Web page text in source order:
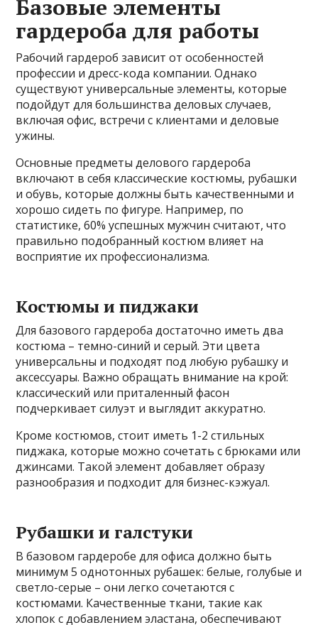
Базовые элементы
гардероба для работы
Рабочий гардероб зависит от особенностей
профессии и дресс-кода компании. Однако
существуют универсальные элементы, которые
подойдут для большинства деловых случаев,
включая офис, встречи с клиентами и деловые
ужины.
Основные предметы делового гардероба
включают в себя классические костюмы, рубашки
и обувь, которые должны быть качественными и
хорошо сидеть по фигуре. Например, по
статистике, 60% успешных мужчин считают, что
правильно подобранный костюм влияет на
восприятие их профессионализма.
Костюмы и пиджаки
Для базового гардероба достаточно иметь два
костюма – темно-синий и серый. Эти цвета
универсальны и подходят под любую рубашку и
аксессуары. Важно обращать внимание на крой:
классический или приталенный фасон
подчеркивает силуэт и выглядит аккуратно.
Кроме костюмов, стоит иметь 1-2 стильных
пиджака, которые можно сочетать с брюками или
джинсами. Такой элемент добавляет образу
разнообразия и подходит для бизнес-кэжуал.
Рубашки и галстуки
В базовом гардеробе для офиса должно быть
минимум 5 однотонных рубашек: белые, голубые и
светло-серые – они легко сочетаются с
костюмами. Качественные ткани, такие как
хлопок с добавлением эластана, обеспечивают